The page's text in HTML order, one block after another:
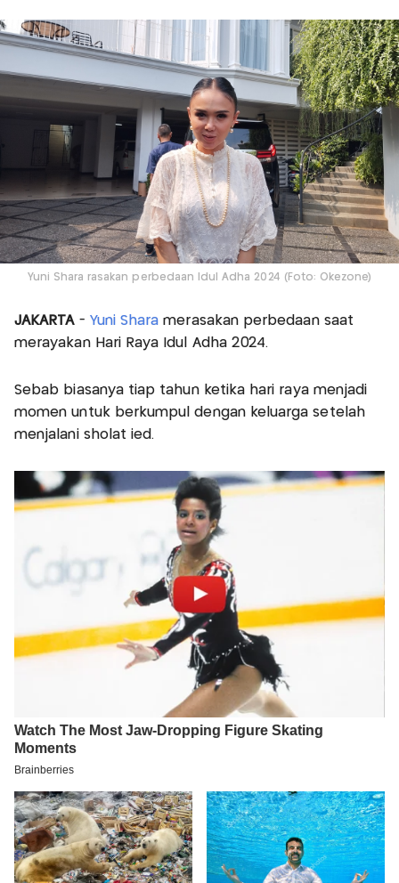
Yuni Shara rasakan perbedaan Idul Adha 2024 (Foto: Okezone)
JAKARTA - Yuni Shara merasakan perbedaan saat
merayakan Hari Raya Idul Adha 2024.
Sebab biasanya tiap tahun ketika hari raya menjadi
momen untuk berkumpul dengan keluarga setelah
menjalani sholat ied.